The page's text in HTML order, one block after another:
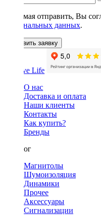
Нажимая отправить, Вы
персональных данных.
Оставить заявку
О нас
Доставка и оплата
Наши клиенты
Контакты
Как купить?
Бренды
Каталог
Магнитолы
Шумоизоляция
Динамики
Прочее
Аксессуары
Сигнализации